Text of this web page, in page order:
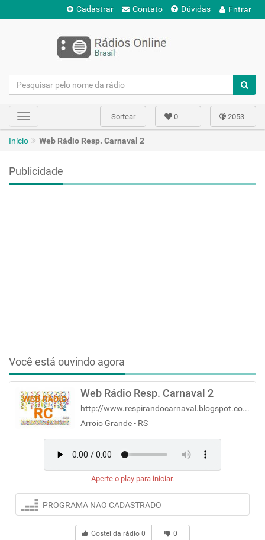
Cadastrar Contato Dúvidas Entrar
Toggle
navigation
2053
0
Sortear
Início Web Rádio Resp. Carnaval 2
Publicidade
Você está ouvindo agora
Web Rádio Resp. Carnaval 2
http://www.respirandocarnaval.blogspot.com.br/p/web-radio-respirando-carnaval.ht
Arroio Grande - RS
Aperte o play para iniciar.
PROGRAMA NÃO CADASTRADO
Gostei da rádio 0 0